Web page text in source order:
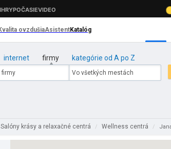
internet firmy kategórie od A po Z
Salóny krásy a relaxačné centrá / Wellness centrá /